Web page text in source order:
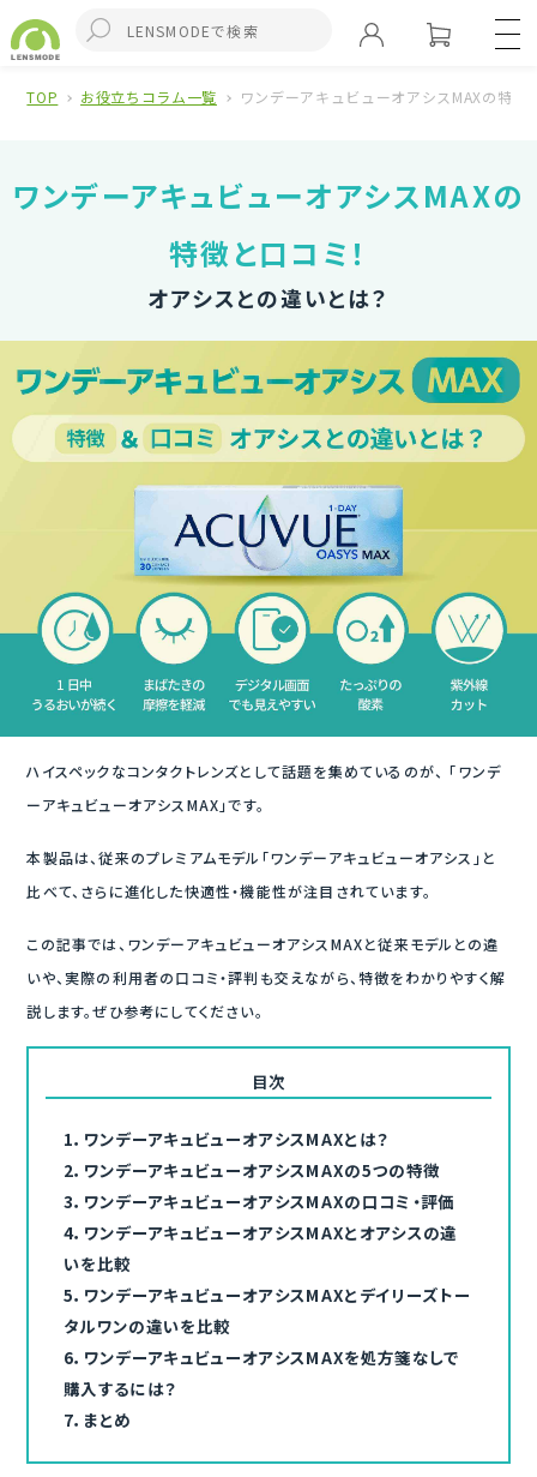
TOP お役立ちコラム一覧 ワンデーアキュビューオアシスMAXの特
ワンデーアキュビューオアシスMAXの
特徴と口コミ！
オアシスとの違いとは？
ハイスペックなコンタクトレンズとして話題を集めているのが、 「ワンデ
ーアキュビューオアシスMAX」です。
本製品は、従来のプレミアムモデル「ワンデーアキュビューオアシス」と
比べて、さらに進化した快適性・機能性が注目されています。
この記事では、ワンデーアキュビューオアシスMAXと従来モデルとの違
いや、実際の利用者の口コミ・評判も交えながら、特徴をわかりやすく解
説します。ぜひ参考にしてください。
目次
1． ワンデーアキュビューオアシスMAXとは？
2． ワンデーアキュビューオアシスMAXの5つの特徴
3． ワンデーアキュビューオアシスMAXの口コミ・評価
4． ワンデーアキュビューオアシスMAXとオアシスの違
いを比較
5． ワンデーアキュビューオアシスMAXとデイリーズトー
タルワンの違いを比較
6． ワンデーアキュビューオアシスMAXを処方箋なしで
購入するには？
7． まとめ